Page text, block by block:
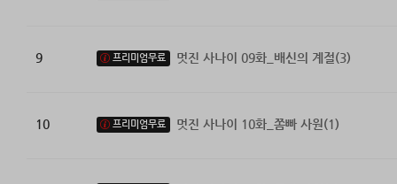
9 프리미엄무료 멋진 사나이 09화_배신의 계절(3)
10 프리미엄무료 멋진 사나이 10화_쫌빠 사원(1)